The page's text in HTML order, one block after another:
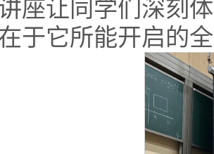
座让同学们深刻
于它所能开启的